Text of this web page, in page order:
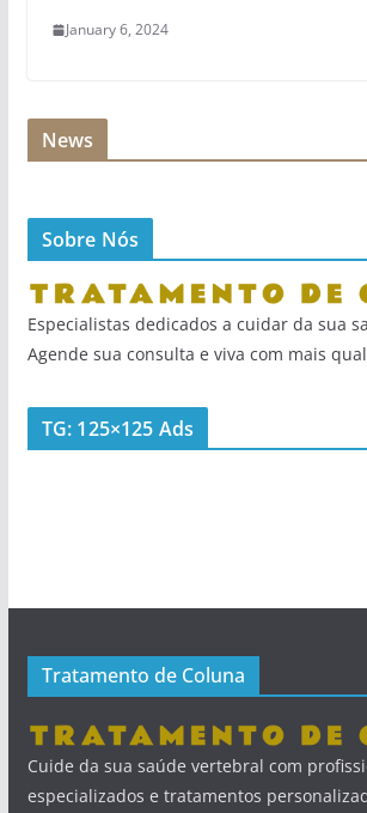
January 6, 2024
News
Sobre Nós
Especialistas dedicados a cuidar da sua
Agende sua consulta e viva com mais
TG: 125×125 Ads
Tratamento de Coluna
Cuide da sua saúde vertebral com
especializados e tratamentos